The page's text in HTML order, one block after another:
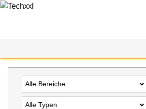
Alle Bereiche
Alle Typen